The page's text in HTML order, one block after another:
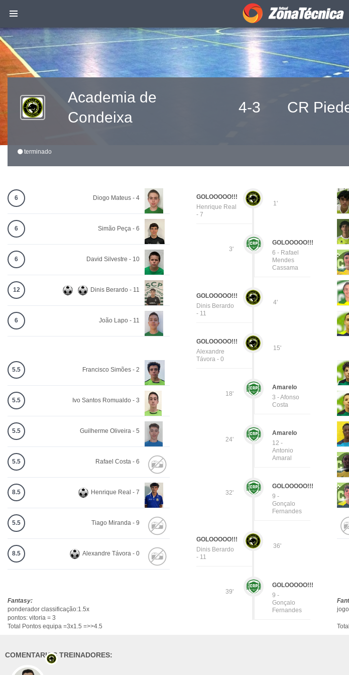
Academia de
Condeixa
4-3 CR
terminado
6 Diogo Mateus - 4
6 Simão Peça - 6
6 David Silvestre - 10
12 Dinis Berardo - 11
6 João Lapo - 11
1'
GOLOOOOO!!!
Henrique Real
- 7
3'
GOLOOOOO!!!
6 - Rafael
Mendes
Cassama
4'
GOLOOOOO!!!
Dinis Berardo
- 11
15'
GOLOOOOO!!!
Alexandre
Távora - 0
18'
Amarelo
3 - Afonso
Costa
24'
Amarelo
12 -
Antonio
Amaral
32'
GOLOOOOO!!!
9 -
Gonçalo
Fernandes
36'
GOLOOOOO!!!
Dinis Berardo
- 11
39'
GOLOOOOO!!!
9 -
Gonçalo
Fernandes
5.5 Francisco Simões - 2
5.5 Ivo Santos Romualdo - 3
5.5 Guilherme Oliveira - 5
5.5 Rafael Costa - 6
8.5 Henrique Real - 7
5.5 Tiago Miranda - 9
8.5 Alexandre Távora - 0
Fantasy:
ponderador classificação:1.5x
pontos: vitoria = 3
Total Pontos equipa =3x1.5 =>>4.5
COMENTARIOS TREINADORES: